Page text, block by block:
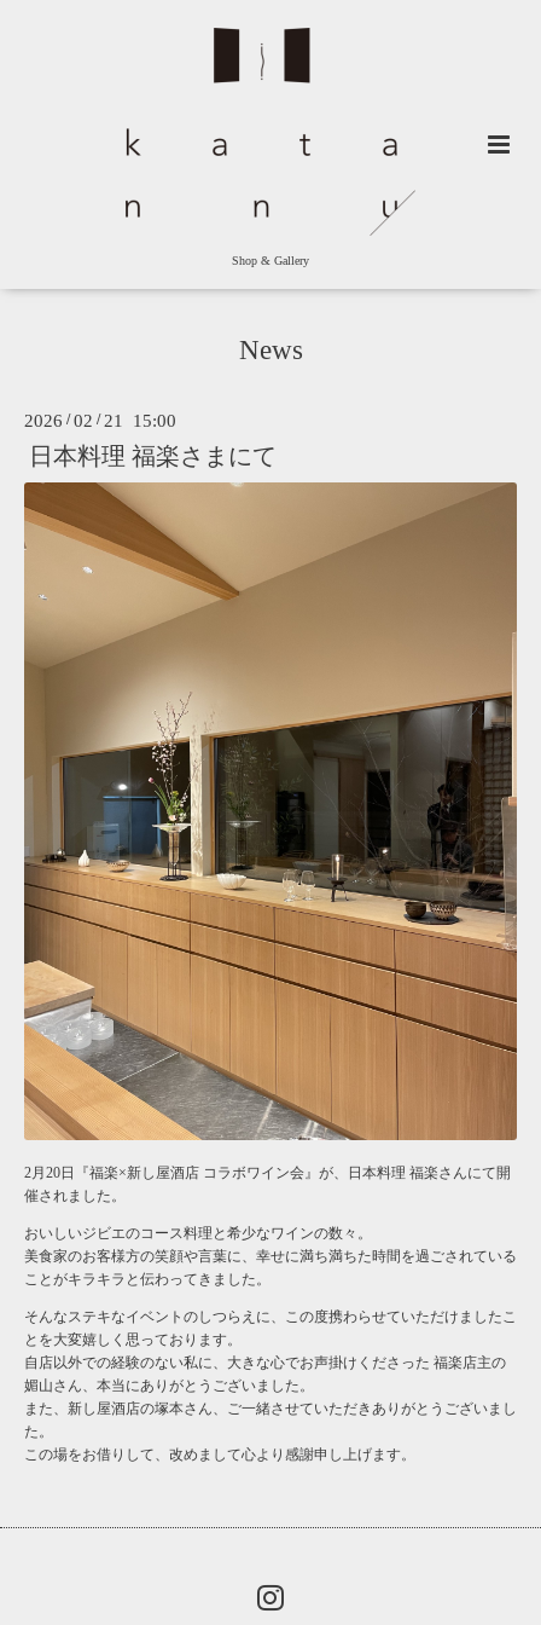
Shop & Gallery
News
2026 /02 / 21 15:00
日本料理 福楽さまにて
2月20日『福楽×新し屋酒店 コラボワイン会』が、日本料理 福楽さんにて開
催されました。
おいしいジビエのコース料理と希少なワインの数々。
美食家のお客様方の笑顔や言葉に、幸せに満ち満ちた時間を過ごされている
ことがキラキラと伝わってきました。
そんなステキなイベントのしつらえに、この度携わらせていただけましたこ
とを大変嬉しく思っております。
自店以外での経験のない私に、大きな心でお声掛けくださった 福楽店主の
媚山さん、本当にありがとうございました。
また、新し屋酒店の塚本さん、ご一緒させていただきありがとうございまし
た。
この場をお借りして、改めまして心より感謝申し上げます。